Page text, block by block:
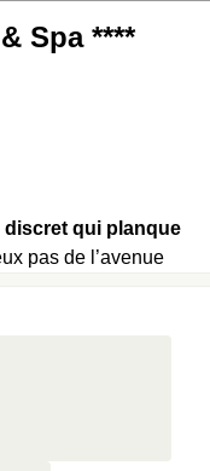
Spa ****
discret qui planque
pas de l’avenue